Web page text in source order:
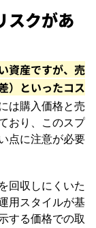
スクがあ
資産ですが、売
）といったコス
は購入価格と売
おり、このスプ
点に注意が必要
回収しにくいた
用スタイルが基
する価格での取